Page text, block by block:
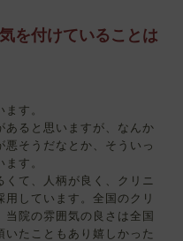
を付けていることは
す。
あると思いますが、なんか
悪そうだなとか、そういっ
す。
て、人柄が良く、クリニ
しています。全国のクリ
当院の雰囲気の良さは全国
たこともあり嬉しかった